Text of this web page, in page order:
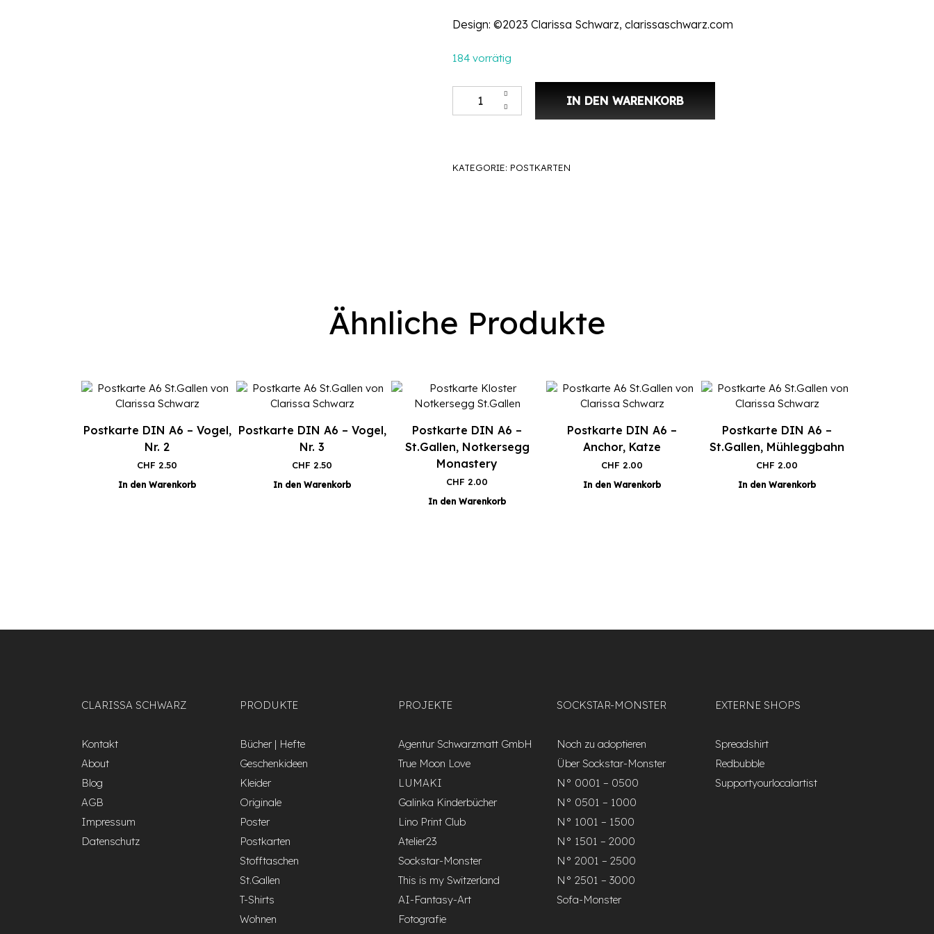
Design: ©2023 Clarissa Schwarz, clarissaschwarz.com
184 vorrätig
Postkarte DIN A6 – Rentier auf Dach Menge
IN DEN WARENKORB
KATEGORIE: POSTKARTEN
Ähnliche Produkte
Postkarte DIN A6 – Vogel,
Nr. 2
CHF 2.50
In den Warenkorb
Postkarte DIN A6 – Vogel,
Nr. 3
CHF 2.50
In den Warenkorb
Postkarte DIN A6 –
St.Gallen, Notkersegg
Monastery
CHF 2.00
In den Warenkorb
Postkarte DIN A6 –
Anchor, Katze
CHF 2.00
In den Warenkorb
Postkarte DIN A6 –
St.Gallen, Mühleggbahn
CHF 2.00
In den Warenkorb
CLARISSA SCHWARZ
Kontakt
About
Blog
AGB
Impressum
Datenschutz
PRODUKTE
Bücher | Hefte
Geschenkideen
Kleider
Originale
Poster
Postkarten
Stofftaschen
St.Gallen
T-Shirts
Wohnen
PROJEKTE
Agentur Schwarzmatt GmbH
True Moon Love
LUMAKI
Galinka Kinderbücher
Lino Print Club
Atelier23
Sockstar-Monster
This is my Switzerland
AI-Fantasy-Art
Fotografie
SOCKSTAR-MONSTER
Noch zu adoptieren
Über Sockstar-Monster
N° 0001 – 0500
N° 0501 – 1000
N° 1001 – 1500
N° 1501 – 2000
N° 2001 – 2500
N° 2501 – 3000
Sofa-Monster
EXTERNE SHOPS
Spreadshirt
Redbubble
Supportyourlocalartist